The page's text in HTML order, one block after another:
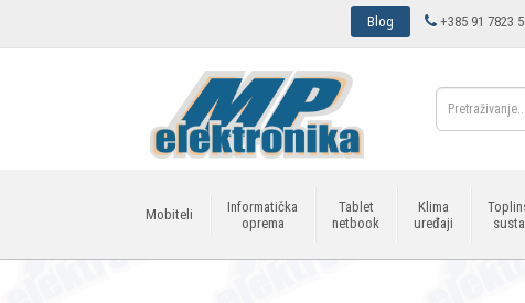
Blog +385 91 7823
Mobiteli
Informatička
oprema
Tablet
netbook
Klima
uređaji